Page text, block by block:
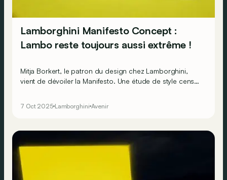
Lamborghini Manifesto Concept :
Lambo reste toujours aussi extrême !
Mitja Borkert, le patron du design chez Lamborghini,
vient de dévoiler la Manifesto. Une étude de style censée
7 Oct 2025 Lamborghini Avenir